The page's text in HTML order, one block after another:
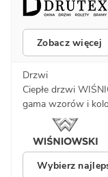
Zobacz więcej
Drzwi
Ciepłe drzwi
gama wzorów i
Wybierz